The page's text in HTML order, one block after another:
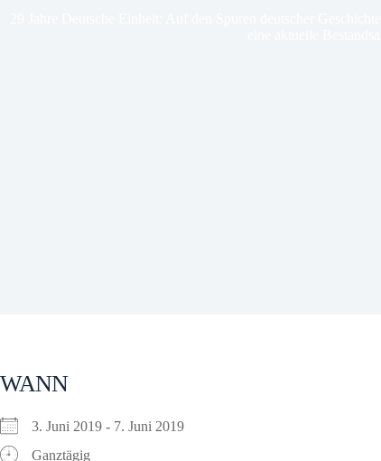
WANN
3. Juni 2019 - 7. Juni 2019
Ganztägig